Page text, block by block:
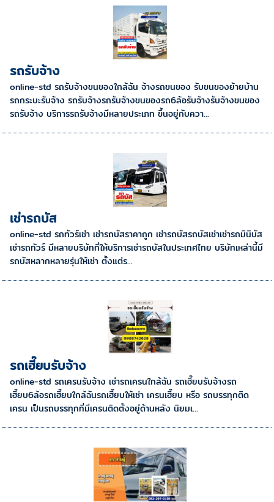
รถรับจ้าง
online-std รถรับจ้างขนของใกล้ฉัน จ้างรถขนของ รับขนของย้ายบ้าน
รถกระบะรับจ้าง รถรับจ้างรถรับจ้างขนของรถ6ล้อรับจ้างรับจ้างขนของ
รถรับจ้าง บริการรถรับจ้างมีหลายประเภท ขึ้นอยู่กับควา...
เช่ารถบัส
online-std รถทัวร์เช่า เช่ารถบัสราคาถูก เช่ารถบัสรถบัสเช่าเช่ารถมินิบัส
เช่ารถทัวร์ มีหลายบริษัทที่ให้บริการเช่ารถบัสในประเทศไทย บริษัทเหล่านี้มี
รถบัสหลากหลายรุ่นให้เช่า ตั้งแต่ร...
รถเฮี๊ยบรับจ้าง
online-std รถเครนรับจ้าง เช่ารถเครนใกล้ฉัน รถเฮี๊ยบรับจ้างรถ
เฮี๊ยบ6ล้อรถเฮี๊ยบใกล้ฉันรถเฮี๊ยบให้เช่า เครนเฮี๊ยบ หรือ รถบรรทุกติด
เครน เป็นรถบรรทุกที่มีเครนติดตั้งอยู่ด้านหลัง นิยมเ...